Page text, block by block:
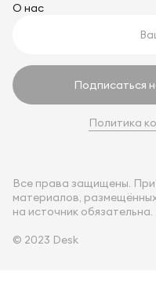
О нас
Подписаться
Политика
Все права защищены. При
материалов,
на источник обязательна.
© 2023 Desk